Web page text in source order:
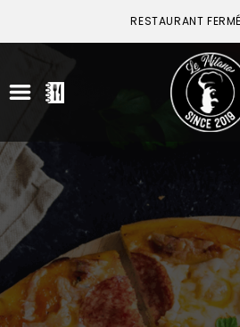
RESTAURANT FERM
ACCUEIL
LA CARTE
VOTRE COMPTE